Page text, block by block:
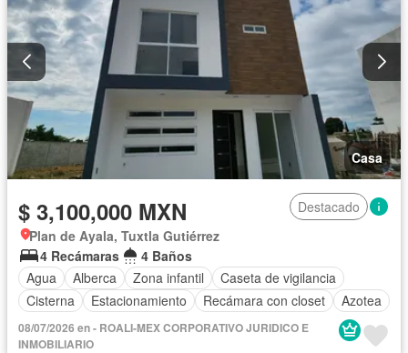
Casa
$ 3,100,000 MXN
Destacado
Plan de Ayala, Tuxtla Gutiérrez
4 Recámaras
4 Baños
Agua
Alberca Zona infantil
Caseta de vigilancia
Cisterna
Estacionamiento Recámara con closet Azotea
08/07/2026 en - ROALI-MEX CORPORATIVO JURIDICO E
INMOBILIARIO